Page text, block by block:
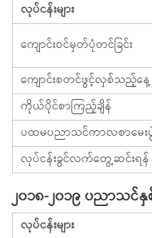
လုပ်ငန်းများ
ကျောင်းဝင်မှတ်ပုံတင်ခြင်း
ကျောင်းစတင်ဖွင့်လှစ်သည့်နေ့
ကိုယ်ပိုင်စာကြည့်ချိန်
ပထမပညာသင်ကာလစာမေး
လုပ်ငန်းခွင်လက်တွေ့ဆင်းရန်
၂၀၁၈-၂၀၁၉ ပညာ
လုပ်ငန်းများ